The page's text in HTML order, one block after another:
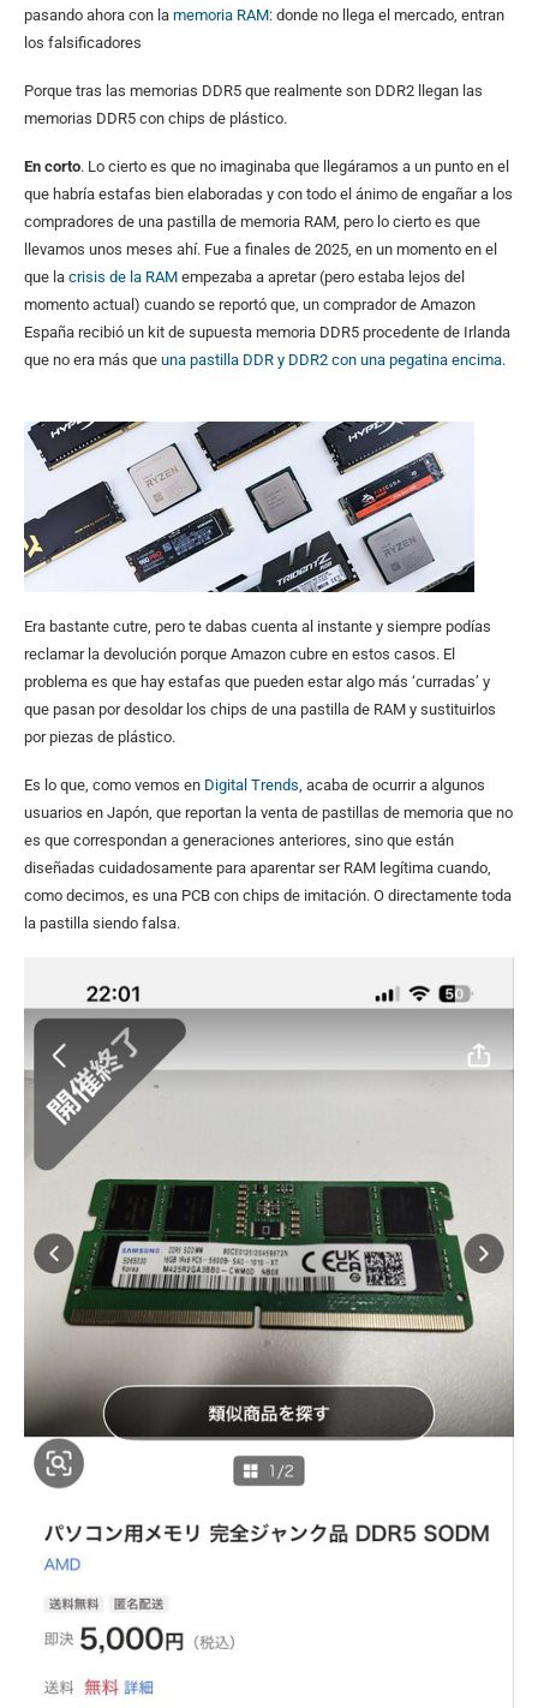
pasando ahora con la memoria RAM: donde no llega el mercado, entran
los falsificadores
Porque tras las memorias DDR5 que realmente son DDR2 llegan las
memorias DDR5 con chips de plástico.
En corto. Lo cierto es que no imaginaba que llegáramos a un punto en el
que habría estafas bien elaboradas y con todo el ánimo de engañar a los
compradores de una pastilla de memoria RAM, pero lo cierto es que
llevamos unos meses ahí. Fue a finales de 2025, en un momento en el
que la crisis de la RAM empezaba a apretar (pero estaba lejos del
momento actual) cuando se reportó que, un comprador de Amazon
España recibió un kit de supuesta memoria DDR5 procedente de Irlanda
que no era más que una pastilla DDR y DDR2 con una pegatina encima.
Era bastante cutre, pero te dabas cuenta al instante y siempre podías
reclamar la devolución porque Amazon cubre en estos casos. El
problema es que hay estafas que pueden estar algo más ‘curradas’ y
que pasan por desoldar los chips de una pastilla de RAM y sustituirlos
por piezas de plástico.
Es lo que, como vemos en Digital Trends , acaba de ocurrir a algunos
usuarios en Japón, que reportan la venta de pastillas de memoria que no
es que correspondan a generaciones anteriores, sino que están
diseñadas cuidadosamente para aparentar ser RAM legítima cuando,
como decimos, es una PCB con chips de imitación. O directamente toda
la pastilla siendo falsa.